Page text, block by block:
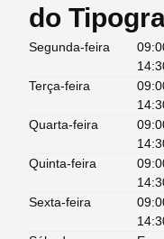
do
Segunda-feira
Terça-feira
Quarta-feira
Quinta-feira
Sexta-feira